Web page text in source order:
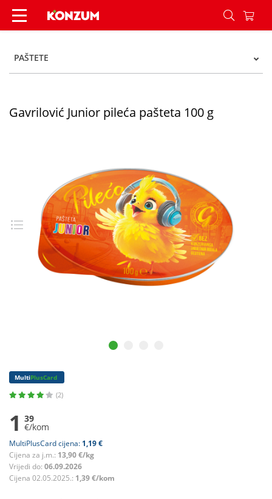
Gavrilović Junior pileća pašteta 100 g - Konzum
PAŠTETE
Gavrilović Junior pileća pašteta 100 g
MultiPlusCard
(2)
1 39
€/kom
MultiPlusCard cijena: 1,19 €
Cijena za j.m.: 13,90 €/kg
Vrijedi do: 06.09.2026
Cijena 02.05.2025.: 1,39 €/kom